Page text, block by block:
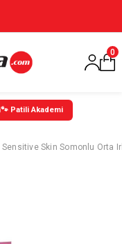
0
🐾 Patili Akademi